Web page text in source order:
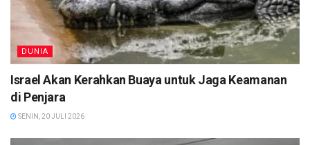
DUNIA
Israel Akan Kerahkan Buaya untuk Jaga Keamanan
di Penjara
SENIN, 20 JULI 2026